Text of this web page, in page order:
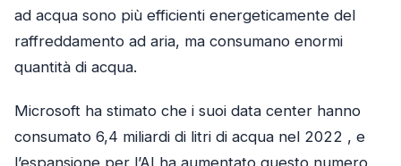
ad acqua sono più efficienti energeticamente del
raffreddamento ad aria, ma consumano enormi
quantità di acqua.
Microsoft ha stimato che i suoi data center hanno
consumato 6,4 miliardi di litri di acqua nel 2022 , e